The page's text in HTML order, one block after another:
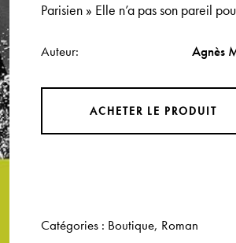
Parisien » Elle n’a pas son pareil
Auteur Agnès
ACHETER LE PRODUIT
Catégories : Boutique, Roman